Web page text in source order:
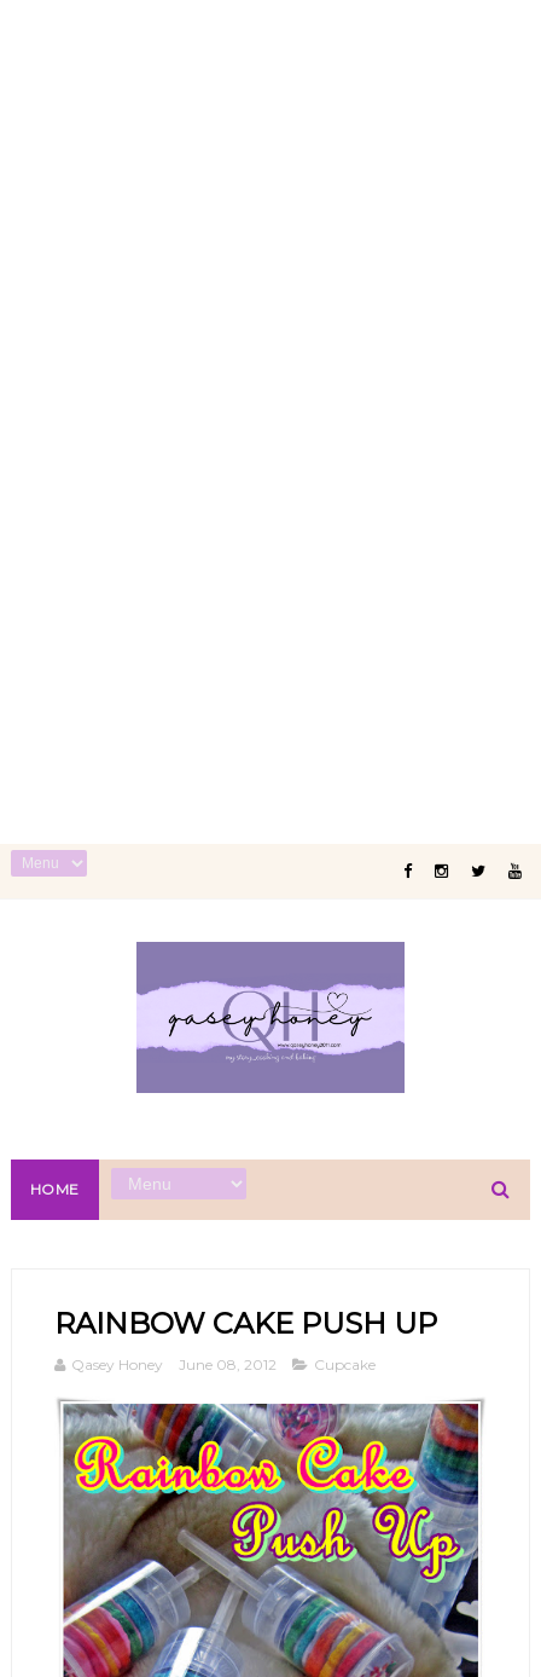
HOME
RAINBOW CAKE PUSH UP
Qasey Honey June 08, 2012 Cupcake